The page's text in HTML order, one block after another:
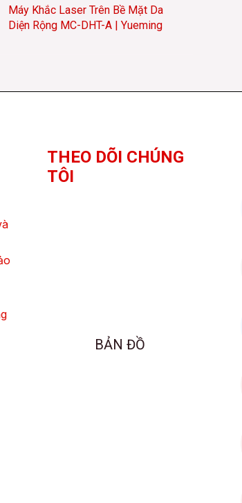
Máy Khắc Laser Trên Bề Mặt Da
Diện Rộng MC-DHT-A | Yueming
THEO DÕI CHÚNG
TÔI
BẢN ĐỒ